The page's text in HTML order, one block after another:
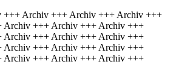
Archiv +++ Archiv +++ Archiv +++
Archiv +++ Archiv +++ Archiv +++
Archiv +++ Archiv +++ Archiv +++
Archiv +++ Archiv +++ Archiv +++
Archiv +++ Archiv +++ Archiv +++